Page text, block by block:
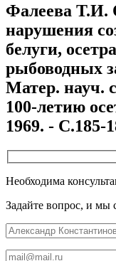
Фалеева Т.И.
нарушения
белуги,
рыбоводных
Матер. науч.
100-летию
1969. - С.185-
Необходима
Задайте вопрос, и мы